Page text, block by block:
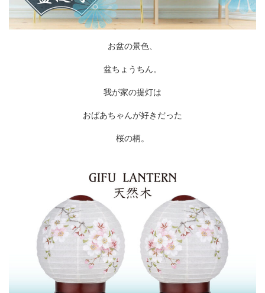
お盆の景色、
盆ちょうちん。
我が家の提灯は
おばあちゃんが好きだった
桜の柄。